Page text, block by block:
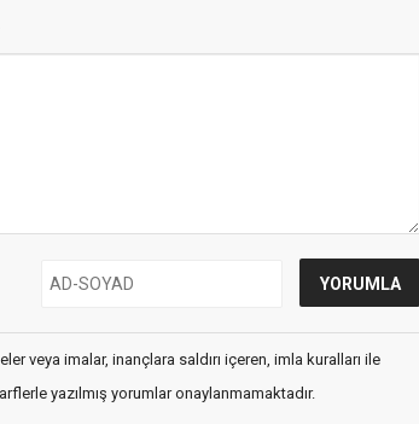
veya imalar, inançlara saldırı içeren, imla kuralları ile
yazılmış yorumlar onaylanmamaktadır.